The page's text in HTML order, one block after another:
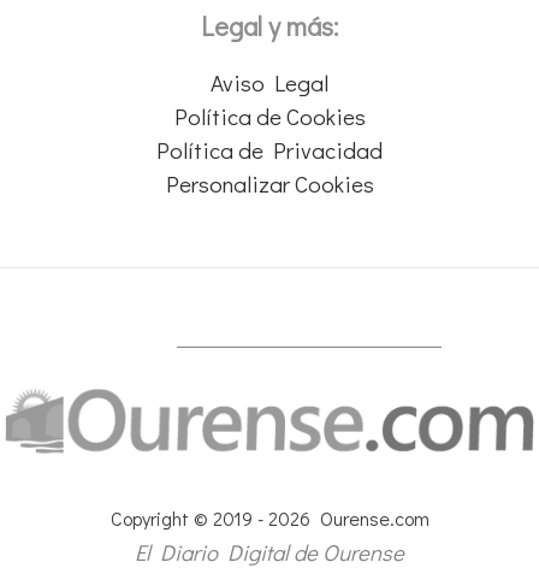
Legal y más:
Aviso Legal
Política de Cookies
Política de Privacidad
Personalizar Cookies
Copyright © 2019 - 2026 Ourense.com
El Diario Digital de Ourense